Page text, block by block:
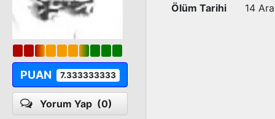
PUAN 7.333333333
Yorum Yap (0)
Ölüm Tarihi
14